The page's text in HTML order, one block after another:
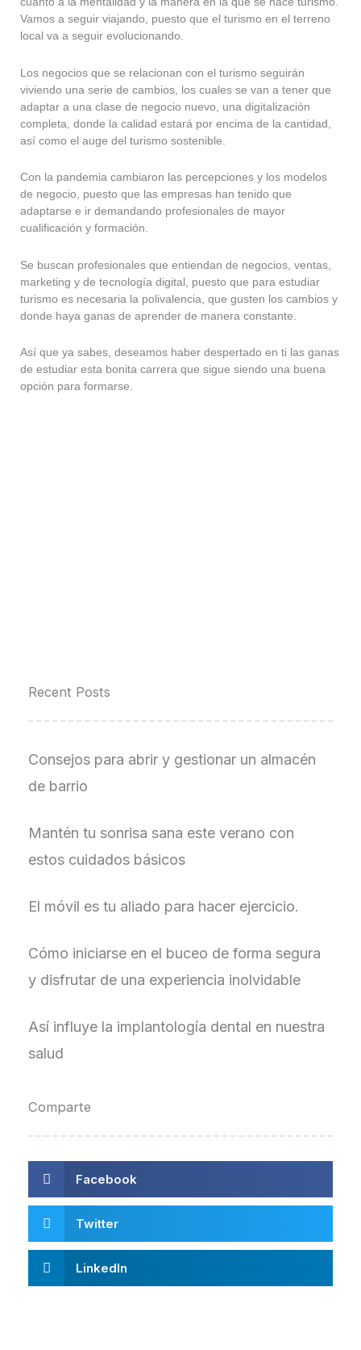
Recent Posts
Consejos para abrir y gestionar un almacén
de barrio
Mantén tu sonrisa sana este verano con
estos cuidados básicos
El móvil es tu aliado para hacer ejercicio.
Cómo iniciarse en el buceo de forma segura
y disfrutar de una experiencia inolvidable
Así influye la implantología dental en nuestra
salud
Comparte
Facebook
Twitter
LinkedIn
Vamos a seguir viajando, puesto que el turismo en el terreno
local va a seguir evolucionando.
Los negocios que se relacionan con el turismo seguirán
viviendo una serie de cambios, los cuales se van a tener que
adaptar a una clase de negocio nuevo, una digitalización
completa, donde la calidad estará por encima de la cantidad,
así como el auge del turismo sostenible.
Con la pandemia cambiaron las percepciones y los modelos
de negocio, puesto que las empresas han tenido que
adaptarse e ir demandando profesionales de mayor
cualificación y formación.
Se buscan profesionales que entiendan de negocios, ventas,
marketing y de tecnología digital, puesto que para estudiar
turismo es necesaria la polivalencia, que gusten los cambios y
donde haya ganas de aprender de manera constante.
Así que ya sabes, deseamos haber despertado en ti las ganas
de estudiar esta bonita carrera que sigue siendo una buena
opción para formarse.